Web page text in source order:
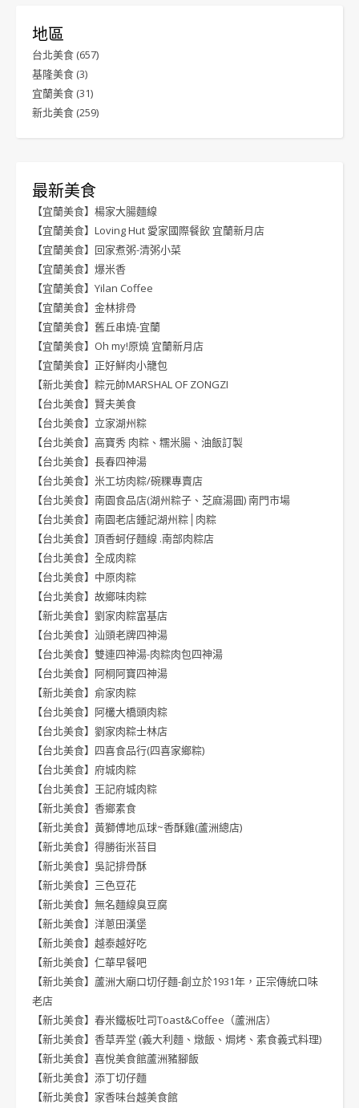
地區
台北美食 (657)
基隆美食 (3)
宜蘭美食 (31)
新北美食 (259)
最新美食
【宜蘭美食】楊家大腸麵線
【宜蘭美食】Loving Hut 愛家國際餐飲 宜蘭新月店
【宜蘭美食】回家煮粥-清粥小菜
【宜蘭美食】爆米香
【宜蘭美食】Yilan Coffee
【宜蘭美食】金林排骨
【宜蘭美食】舊丘串燒-宜蘭
【宜蘭美食】Oh my!原燒 宜蘭新月店
【宜蘭美食】正好鮮肉小籠包
【新北美食】粽元帥MARSHAL OF ZONGZI
【台北美食】賢夫美食
【台北美食】立家湖州粽
【台北美食】高寶秀 肉粽、糯米腸、油飯訂製
【台北美食】長春四神湯
【台北美食】米工坊肉粽/碗粿專賣店
【台北美食】南園食品店(湖州粽子、芝麻湯圓) 南門市場
【台北美食】南園老店鍾記湖州粽│肉粽
【台北美食】頂香蚵仔麵線 .南部肉粽店
【台北美食】全成肉粽
【台北美食】中原肉粽
【台北美食】故鄉味肉粽
【新北美食】劉家肉粽富基店
【台北美食】汕頭老牌四神湯
【台北美食】雙連四神湯-肉粽肉包四神湯
【台北美食】阿桐阿寶四神湯
【新北美食】俞家肉粽
【台北美食】阿欉大橋頭肉粽
【台北美食】劉家肉粽士林店
【台北美食】四喜食品行(四喜家鄉粽)
【台北美食】府城肉粽
【台北美食】王記府城肉粽
【新北美食】香鄉素食
【新北美食】黃獅傅地瓜球~香酥雞(蘆洲總店)
【新北美食】得勝街米苔目
【新北美食】吳記排骨酥
【新北美食】三色豆花
【新北美食】無名麵線臭豆腐
【新北美食】洋蔥田漢堡
【新北美食】越泰越好吃
【新北美食】仁華早餐吧
【新北美食】蘆洲大廟口切仔麵-創立於1931年，正宗傳統口味
老店
【新北美食】春米鐵板吐司Toast&Coffee（蘆洲店）
【新北美食】香草弄堂 (義大利麵、燉飯、焗烤、素食義式料理)
【新北美食】喜悅美食館蘆洲豬腳飯
【新北美食】添丁切仔麵
【新北美食】家香味台越美食館